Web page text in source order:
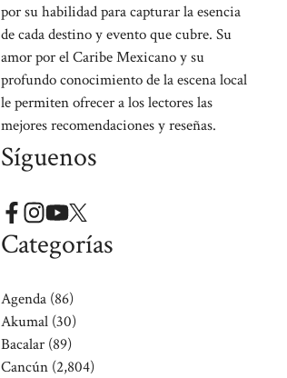
por su habilidad para capturar la esencia
de cada destino y evento que cubre. Su
amor por el Caribe Mexicano y su
profundo conocimiento de la escena local
le permiten ofrecer a los lectores las
mejores recomendaciones y reseñas.
Síguenos
Categorías
Agenda (86)
Akumal (30)
Bacalar (89)
Cancún (2,804)